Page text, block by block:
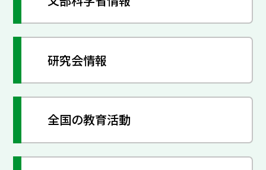
研究会情報
全国の教育活動